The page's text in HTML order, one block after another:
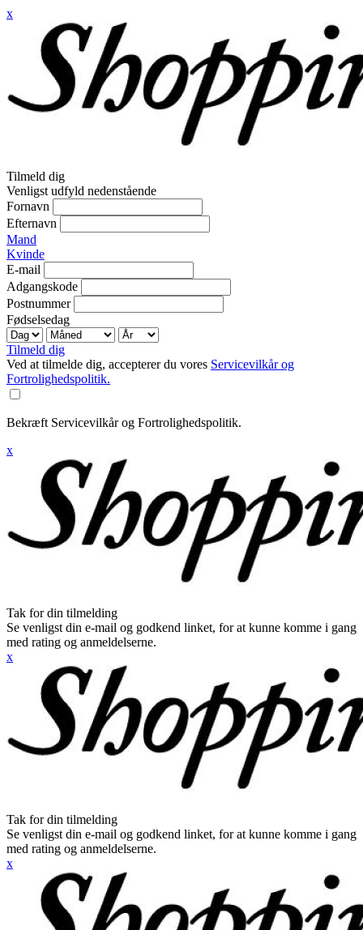
x
Tilmeld dig
Venligst udfyld nedenstående
Fornavn
Efternavn
Mand
Kvinde
E-mail
Adgangskode
Postnummer
Fødselsedag
Tilmeld dig
Ved at tilmelde dig, accepterer du vores Servicevilkår og
Fortrolighedspolitik.
Bekræft Servicevilkår og Fortrolighedspolitik.
x
Tak for din tilmelding
Se venligst din e-mail og godkend linket, for at kunne komme i gang
med rating og anmeldelserne.
x
Tak for din tilmelding
Se venligst din e-mail og godkend linket, for at kunne komme i gang
med rating og anmeldelserne.
x